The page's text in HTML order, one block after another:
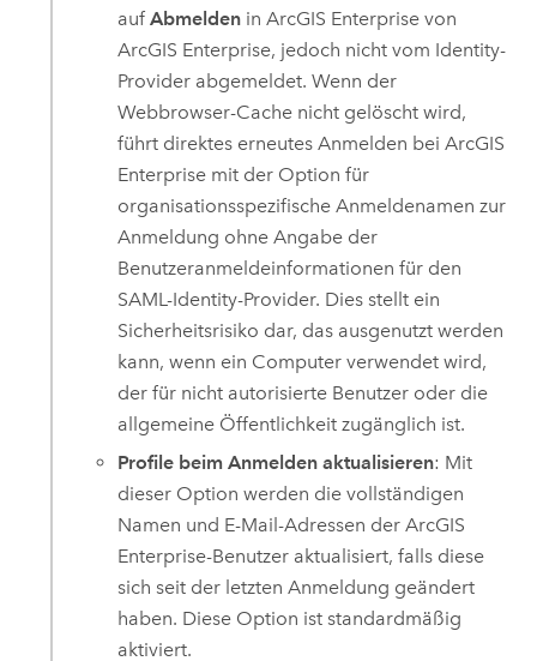
aufAbmelden inArcGIS Enterprise von
ArcGIS Enterprise, jedoch nicht vom Identity-
Provider abgemeldet. Wenn der
Webbrowser-Cache nicht gelöscht wird,
führt direktes erneutes Anmelden beiArcGIS
Enterprise mit der Option für
organisationsspezifische Anmeldenamen zur
Anmeldung ohne Angabe der
Benutzeranmeldeinformationen für den
SAML-Identity-Provider. Dies stellt ein
Sicherheitsrisiko dar, das ausgenutzt werden
kann, wenn ein Computer verwendet wird,
der für nicht autorisierte Benutzer oder die
allgemeine Öffentlichkeit zugänglich ist.
Profile beim Anmelden aktualisieren: Mit
dieser Option werden die vollständigen
Namen und E-Mail-Adressen derArcGIS
Enterprise-Benutzer aktualisiert, falls diese
sich seit der letzten Anmeldung geändert
haben. Diese Option ist standardmäßig
aktiviert.